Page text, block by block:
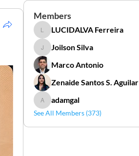
Members
LUCIDALVA Ferreira
LUCIDALVA Ferreira
Joilson Silva
Joilson Silva
Marco Antonio
Zenaide Santos S. Aguilar
adamgal
adamgal
See All Members (373)